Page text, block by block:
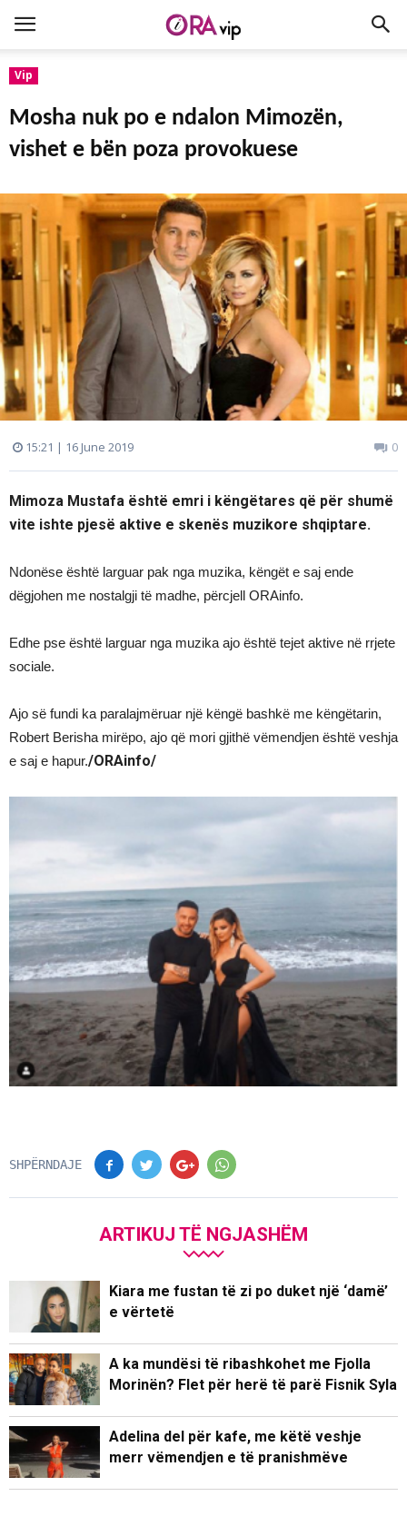
Vip
Mosha nuk po e ndalon Mimozën,
vishet e bën poza provokuese
15:21 | 16 June 2019 0
Mimoza Mustafa është emri i këngëtares që për shumë
vite ishte pjesë aktive e skenës muzikore shqiptare.
Ndonëse është larguar pak nga muzika, këngët e saj ende
dëgjohen me nostalgji të madhe, përcjell ORAinfo.
Edhe pse është larguar nga muzika ajo është tejet aktive në rrjete
sociale.
Ajo së fundi ka paralajmëruar një këngë bashkë me këngëtarin,
Robert Berisha mirëpo, ajo që mori gjithë vëmendjen është veshja
e saj e hapur./ORAinfo/
SHPËRNDAJE
ARTIKUJ TË NGJASHËM
Kiara me fustan të zi po duket një ‘damë’
e vërtetë
A ka mundësi të ribashkohet me Fjolla
Morinën? Flet për herë të parë Fisnik Syla
Adelina del për kafe, me këtë veshje
merr vëmendjen e të pranishmëve